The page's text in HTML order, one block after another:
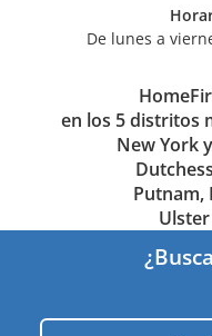
De lunes a
en los 5 distritos
New York
Putnam,